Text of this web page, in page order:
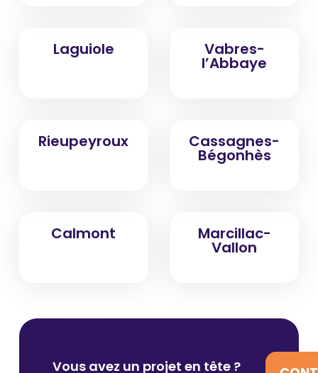
Laguiole Vabres-
l’Abbaye
Rieupeyroux Cassagnes-
Bégonhès
Calmont Marcillac-
Vallon
Vous avez un projet en tête ?